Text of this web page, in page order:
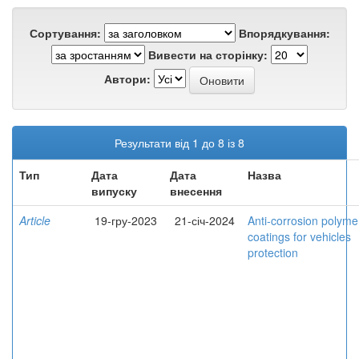
Сортування:
Впорядкування:
Вивести на сторінку:
Автори:
Результати від 1 до 8 із 8
Тип
Дата
випуску
Дата
внесення
Назва
Article 19-гру-2023 21-січ-2024
Anti-corrosion
coatings for vehicles
protection